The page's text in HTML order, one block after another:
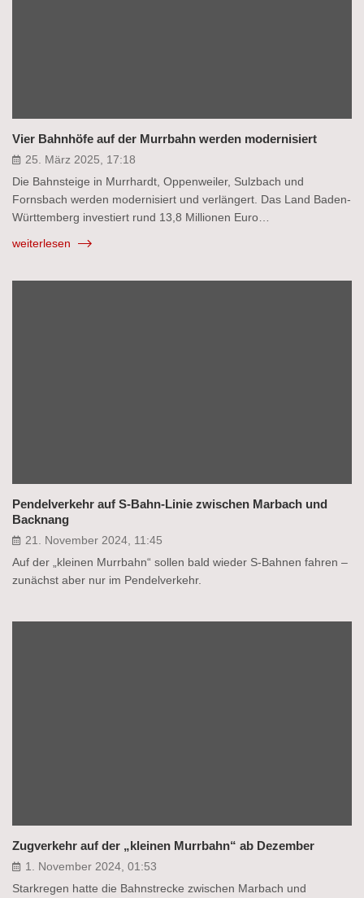
Vier Bahnhöfe auf der Murrbahn werden modernisiert
25. März 2025, 17:18
Die Bahnsteige in Murrhardt, Oppenweiler, Sulzbach und
Fornsbach werden modernisiert und verlängert. Das Land Baden-
Württemberg investiert rund 13,8 Millionen Euro…
weiterlesen
Pendelverkehr auf S-Bahn-Linie zwischen Marbach und
Backnang
21. November 2024, 11:45
Auf der „kleinen Murrbahn“ sollen bald wieder S-Bahnen fahren –
zunächst aber nur im Pendelverkehr.
Zugverkehr auf der „kleinen Murrbahn“ ab Dezember
1. November 2024, 01:53
Starkregen hatte die Bahnstrecke zwischen Marbach und